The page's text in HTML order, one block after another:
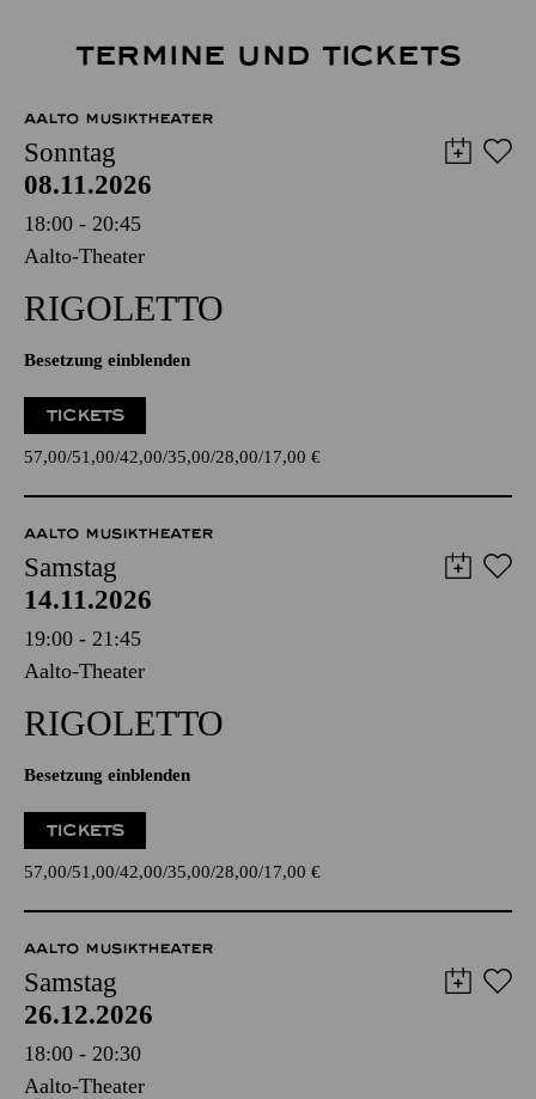
TERMINE UND TICKETS
AALTO MUSIKTHEATER
Sonntag
08.11.2026
18:00 - 20:45
Aalto-Theater
RIGO­LETTO
Besetzung einblenden
TICKETS
57,00 51,00 42,00 35,00 28,00 17,00 €
AALTO MUSIKTHEATER
Samstag
14.11.2026
19:00 - 21:45
Aalto-Theater
RIGO­LETTO
Besetzung einblenden
TICKETS
57,00 51,00 42,00 35,00 28,00 17,00 €
AALTO MUSIKTHEATER
Samstag
26.12.2026
18:00 - 20:30
Aalto-Theater